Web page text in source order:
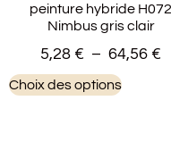
peinture hybride H072
Nimbus gris clair
5,28 € – 64,56 €
Choix des options